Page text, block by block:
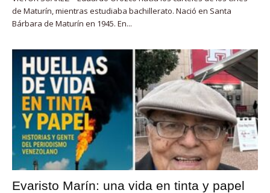
de Maturín, mientras estudiaba bachillerato. Nació en Santa
Bárbara de Maturín en 1945. En...
Evaristo Marín: una vida en tinta y papel